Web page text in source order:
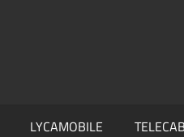
LYCAMOBILE